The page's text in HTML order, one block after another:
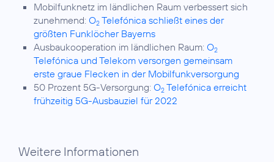
Mobilfunknetz im ländlichen Raum verbessert sich
zunehmend: O2 Telefónica schließt eines der
größten Funklöcher Bayerns
Ausbaukooperation im ländlichen Raum: O2
Telefónica und Telekom versorgen gemeinsam
erste graue Flecken in der Mobilfunkversorgung
50 Prozent 5G-Versorgung: O2 Telefónica erreicht
frühzeitig 5G-Ausbauziel für 2022
Weitere Informationen